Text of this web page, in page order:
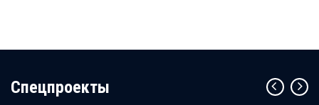
Cпецпроекты